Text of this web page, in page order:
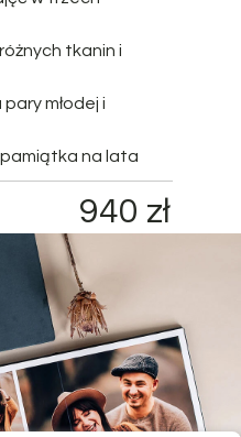
940 zł
tkanin i
młodej i
na lata